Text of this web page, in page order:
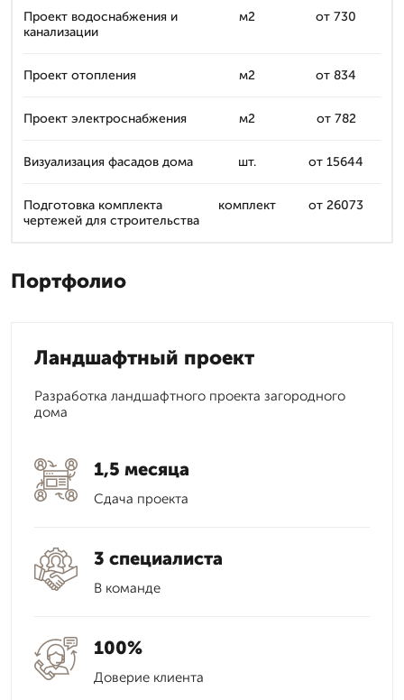
Проект водоснабжения и
канализации
м2 от 730
Проект отопления м2 от 834
Проект электроснабжения м2 от 782
Визуализация фасадов дома шт. от 15644
Подготовка комплекта
чертежей для строительства
комплект от 26073
Портфолио
Ландшафтный проект
Разработка ландшафтного проекта загородного
дома
1,5 месяца
Сдача проекта
3 специалиста
В команде
100%
Доверие клиента